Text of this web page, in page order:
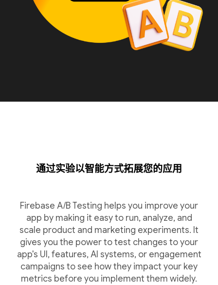
通过实验以智能方式拓展您的应用
Firebase A/B Testing helps you improve your
app by making it easy to run, analyze, and
scale product and marketing experiments. It
gives you the power to test changes to your
app's UI, features, AI systems, or engagement
campaigns to see how they impact your key
metrics before you implement them widely.